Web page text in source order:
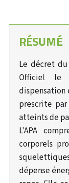
RÉSUMÉ
Le décret
Officiel le
dispensation
prescrite
atteints de
L'APA
corporels
dépense